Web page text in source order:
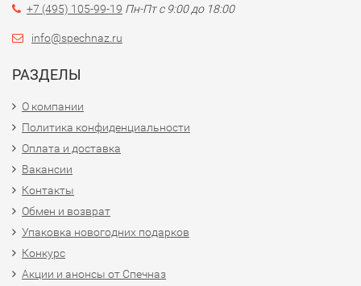
+7 (495) 105-99-19 Пн-Пт с 9:00 до 18:00
info@spechnaz.ru
РАЗДЕЛЫ
О компании
Политика конфиденциальности
Оплата и доставка
Вакансии
Контакты
Обмен и возврат
Упаковка новогодних подарков
Конкурс
Акции и анонсы от Спечназ